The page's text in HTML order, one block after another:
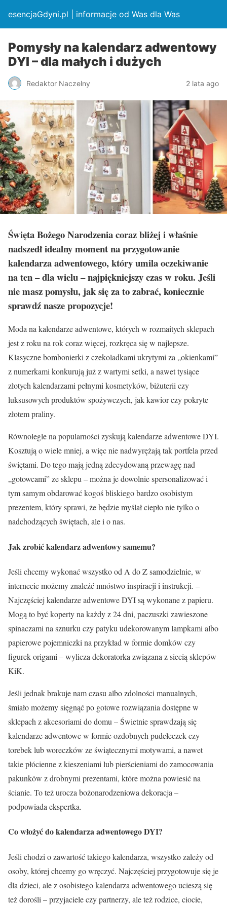
esencjaGdyni.pl | informacje od Was dla Was
Pomysły na kalendarz adwentowy
DYI – dla małych i dużych
Redaktor Naczelny 2 lata ago
Święta Bożego Narodzenia coraz bliżej i właśnie
nadszedł idealny moment na przygotowanie
kalendarza adwentowego, który umila oczekiwanie
na ten – dla wielu – najpiękniejszy czas w roku. Jeśli
nie masz pomysłu, jak się za to zabrać, koniecznie
sprawdź nasze propozycje!
Moda na kalendarze adwentowe, których w rozmaitych sklepach
jest z roku na rok coraz więcej, rozkręca się w najlepsze.
Klasyczne bombonierki z czekoladkami ukrytymi za „okienkami”
z numerkami konkurują już z wartymi setki, a nawet tysiące
złotych kalendarzami pełnymi kosmetyków, biżuterii czy
luksusowych produktów spożywczych, jak kawior czy pokryte
złotem praliny.
Równolegle na popularności zyskują kalendarze adwentowe DYI.
Kosztują o wiele mniej, a więc nie nadwyrężają tak portfela przed
świętami. Do tego mają jedną zdecydowaną przewagę nad
„gotowcami” ze sklepu – można je dowolnie spersonalizować i
tym samym obdarować kogoś bliskiego bardzo osobistym
prezentem, który sprawi, że będzie myślał ciepło nie tylko o
nadchodzących świętach, ale i o nas.
Jak zrobić kalendarz adwentowy samemu?
Jeśli chcemy wykonać wszystko od A do Z samodzielnie, w
internecie możemy znaleźć mnóstwo inspiracji i instrukcji. –
Najczęściej kalendarze adwentowe DYI są wykonane z papieru.
Mogą to być koperty na każdy z 24 dni, paczuszki zawieszone
spinaczami na sznurku czy patyku udekorowanym lampkami albo
papierowe pojemniczki na przykład w formie domków czy
figurek origami – wylicza dekoratorka związana z siecią sklepów
KiK.
Jeśli jednak brakuje nam czasu albo zdolności manualnych,
śmiało możemy sięgnąć po gotowe rozwiązania dostępne w
sklepach z akcesoriami do domu – Świetnie sprawdzają się
kalendarze adwentowe w formie ozdobnych pudełeczek czy
torebek lub woreczków ze świątecznymi motywami, a nawet
takie płócienne z kieszeniami lub pierścieniami do zamocowania
pakunków z drobnymi prezentami, które można powiesić na
ścianie. To też urocza bożonarodzeniowa dekoracja –
podpowiada ekspertka.
Co włożyć do kalendarza adwentowego DYI?
Jeśli chodzi o zawartość takiego kalendarza, wszystko zależy od
osoby, której chcemy go wręczyć. Najczęściej przygotowuje się je
dla dzieci, ale z osobistego kalendarza adwentowego ucieszą się
też dorośli – przyjaciele czy partnerzy, ale też rodzice, ciocie,